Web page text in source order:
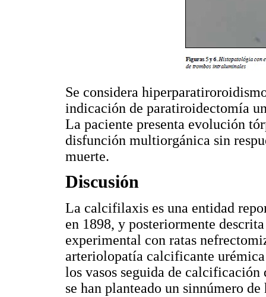
Se considera
indicación de paratiroidectomía
La paciente presenta evolución
disfunción multiorgánica sin
muerte.
Discusión
La calcifilaxis es una entidad
en 1898, y posteriormente
experimental con ratas
arteriolopatía calcificante
los vasos seguida de
se han planteado un sinnúmero